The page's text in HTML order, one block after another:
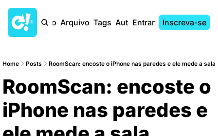
Início Arquivo Tags AutoresEntrar Inscreva-se
Home Posts RoomScan: encoste o iPhone nas paredes e ele mede a sala
RoomScan: encoste o
iPhone nas paredes e